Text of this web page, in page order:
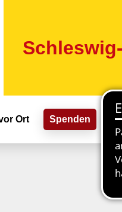
Ort Spenden